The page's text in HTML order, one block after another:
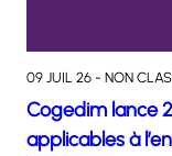
09 JUIL 26 - NON
Cogedim lance
applicables à